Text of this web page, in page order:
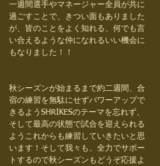
一週間選手やマネージャー全員が共に
過ごすことで、きつい面もありました
が、皆のことをよく知れる、何でも言
い合えるような仲になれるいい機会に
もなりました！！
秋シーズンが始まるまで約二週間、合
宿の練習を無駄にせずパワーアップで
きるようSHRIKESのテーマを忘れず、
そして最高の状態で試合を迎えられる
ようこれからも練習していきたいと思
います！そして我々も、全力でサポー
トするので秋シーズンもどうぞ応援よ